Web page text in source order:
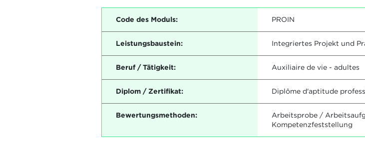
Code des Moduls: PROIN
Leistungsbaustein: Integriertes Projekt und
Beruf / Tätigkeit: Auxiliaire de vie - adultes
Diplom / Zertifikat: Diplôme d'aptitude
Bewertungsmethoden:
Arbeitsprobe /
Kompetenzfeststellung